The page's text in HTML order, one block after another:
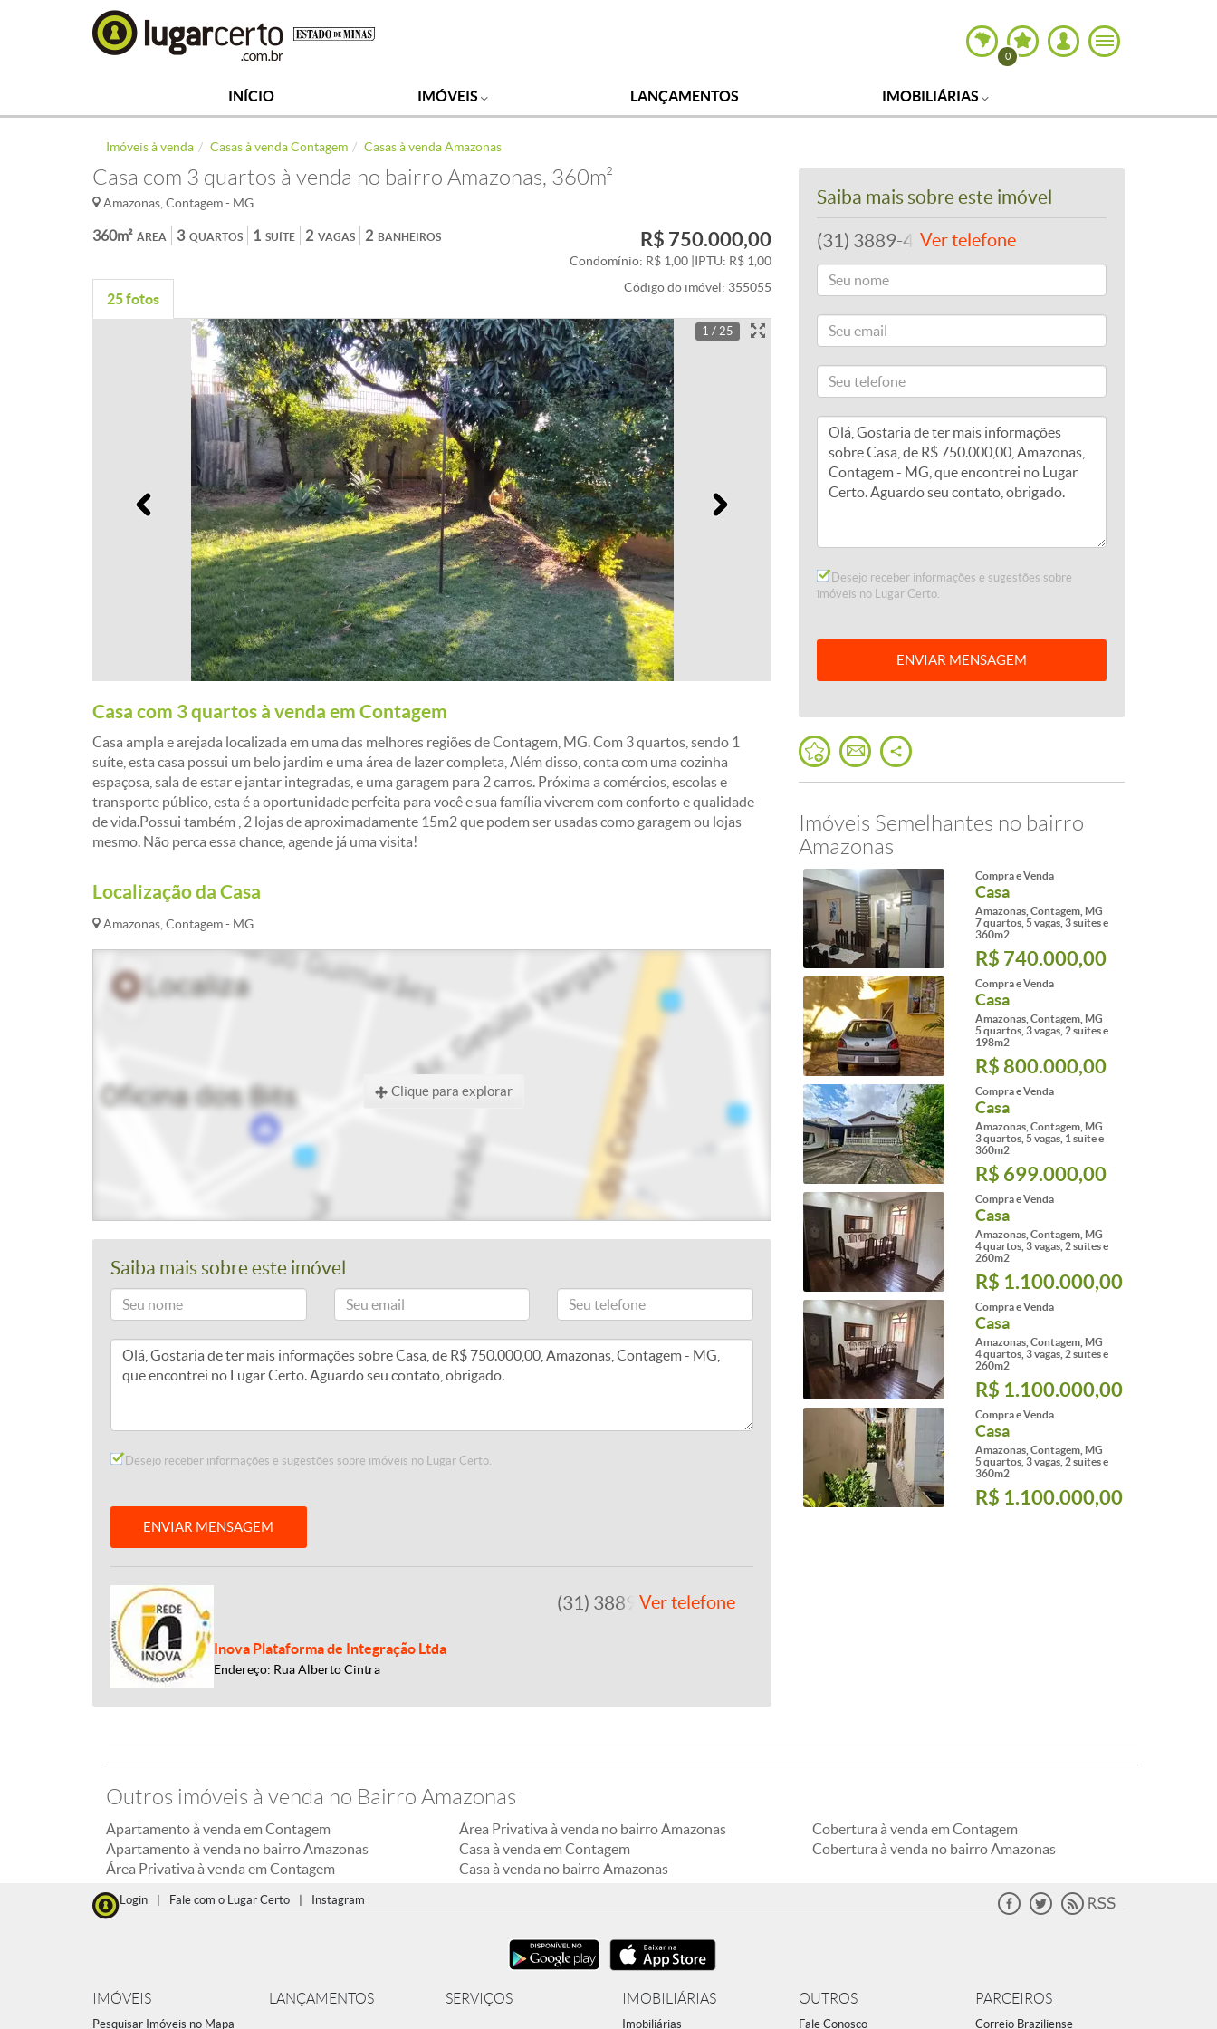
0
INÍCIO IMÓVEIS LANÇAMENTOS IMOBILIÁRIAS
Imóveis à venda Casas à venda Contagem Casas à venda Amazonas
Casa com 3 quartos à venda no bairro Amazonas, 360m²
Amazonas, Contagem - MG
ÁREA
360m² QUARTOS
3 SUÍTE
1 VAGAS
2 BANHEIROS
2 R$ 750.000,00
Condomínio: R$ 1,00 IPTU: R$ 1,00
25 fotos
Código do imóvel: 355055
1 / 25
Anterior
Casa com 3 quartos à venda em Contagem
Casa ampla e arejada localizada em uma das melhores regiões de Contagem, MG. Com 3 quartos, sendo 1
suíte, esta casa possui um belo jardim e uma área de lazer completa, Além disso, conta com uma cozinha
espaçosa, sala de estar e jantar integradas, e uma garagem para 2 carros. Próxima a comércios, escolas e
transporte público, esta é a oportunidade perfeita para você e sua família viverem com conforto e qualidade
de vida.Possui também , 2 lojas de aproximadamente 15m2 que podem ser usadas como garagem ou lojas
mesmo. Não perca essa chance, agende já uma visita!
Localização da Casa
Amazonas, Contagem - MG
Clique para explorar
Saiba mais sobre este imóvel
Desejo receber informações e sugestões sobre imóveis no Lugar Certo.
ENVIAR MENSAGEM
Inova Plataforma de Integração Ltda
Endereço: Rua Alberto Cintra
(31) 3889-4765Ver telefone
Saiba mais sobre este imóvel
(31) 3889-4765Ver telefone
Desejo receber informações e sugestões sobre
imóveis no Lugar Certo.
ENVIAR MENSAGEM
Imóveis Semelhantes no bairro
Amazonas
Compra e Venda
Casa
Amazonas, Contagem, MG
7 quartos, 5 vagas, 3 suites e
360m2
R$ 740.000,00
Compra e Venda
Casa
Amazonas, Contagem, MG
5 quartos, 3 vagas, 2 suites e
198m2
R$ 800.000,00
Compra e Venda
Casa
Amazonas, Contagem, MG
3 quartos, 5 vagas, 1 suite e
360m2
R$ 699.000,00
Compra e Venda
Casa
Amazonas, Contagem, MG
4 quartos, 3 vagas, 2 suites e
260m2
R$ 1.100.000,00
Compra e Venda
Casa
Amazonas, Contagem, MG
4 quartos, 3 vagas, 2 suites e
260m2
R$ 1.100.000,00
Compra e Venda
Casa
Amazonas, Contagem, MG
5 quartos, 3 vagas, 2 suites e
360m2
R$ 1.100.000,00
Outros imóveis à venda no Bairro Amazonas
Apartamento à venda em Contagem
Apartamento à venda no bairro Amazonas
Área Privativa à venda em Contagem
Área Privativa à venda no bairro Amazonas
Casa à venda em Contagem
Casa à venda no bairro Amazonas
Cobertura à venda em Contagem
Cobertura à venda no bairro Amazonas
Login Fale com o Lugar Certo Instagram
IMÓVEIS
Pesquisar Imóveis no Mapa
LANÇAMENTOS SERVIÇOS IMOBILIÁRIAS
Imobiliárias
OUTROS
Fale Conosco
PARCEIROS
Correio Braziliense